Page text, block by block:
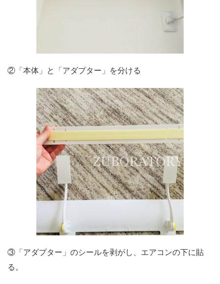
②「本体」と「アダプター」を分ける
③「アダプター」のシールを剥がし、エアコンの下に貼
る。